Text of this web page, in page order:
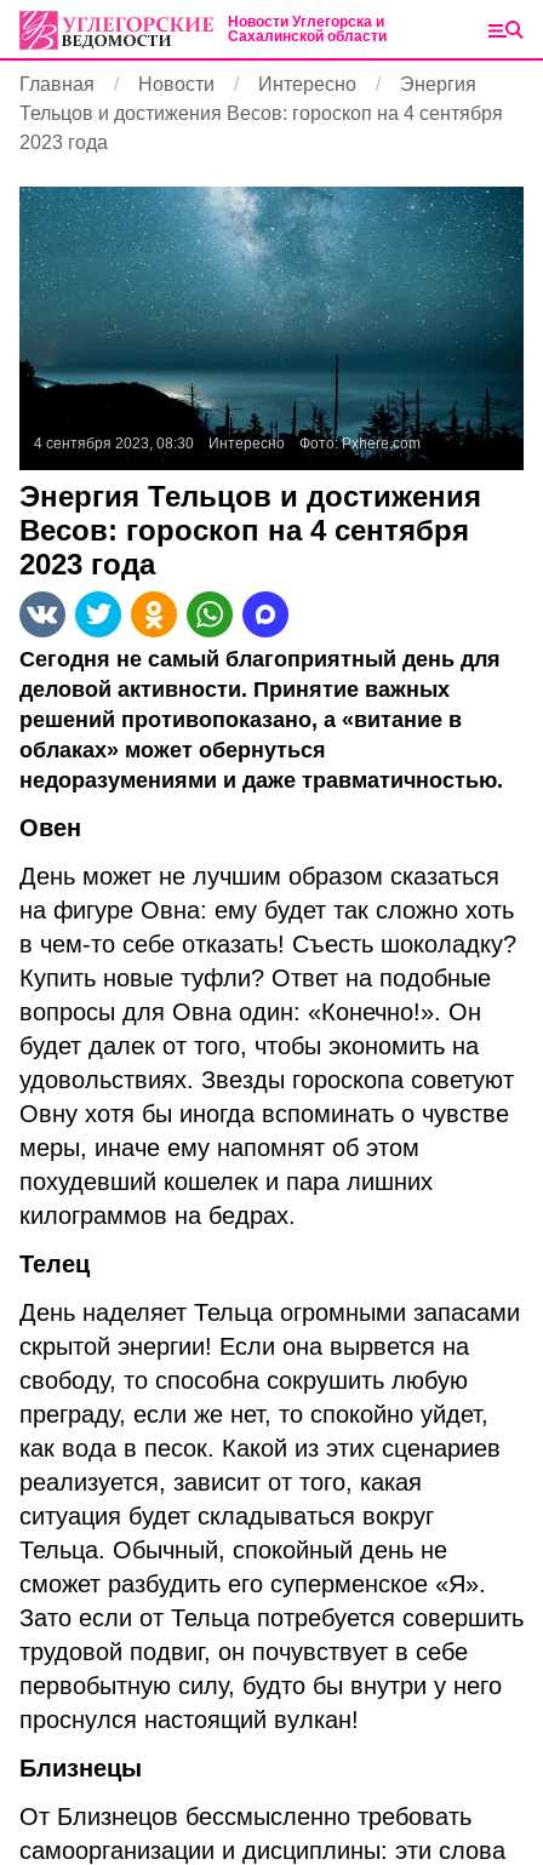
Новости Углегорска и
Сахалинской области
Главная Новости Интересно
Энергия
Тельцов и достижения Весов: гороскоп на 4 сентября
2023 года
4 сентября 2023, 08:30 Интересно Фото:Pxhere.com
Энергия Тельцов и достижения
Весов: гороскоп на 4 сентября
2023 года
Сегодня не самый благоприятный день для
деловой активности. Принятие важных
решений противопоказано, а «витание в
облаках» может обернуться
недоразумениями и даже травматичностью.
Овен
День может не лучшим образом сказаться
на фигуре Овна: ему будет так сложно хоть
в чем-то себе отказать! Съесть шоколадку?
Купить новые туфли? Ответ на подобные
вопросы для Овна один: «Конечно!». Он
будет далек от того, чтобы экономить на
удовольствиях. Звезды гороскопа советуют
Овну хотя бы иногда вспоминать о чувстве
меры, иначе ему напомнят об этом
похудевший кошелек и пара лишних
килограммов на бедрах.
Телец
День наделяет Тельца огромными запасами
скрытой энергии! Если она вырвется на
свободу, то способна сокрушить любую
преграду, если же нет, то спокойно уйдет,
как вода в песок. Какой из этих сценариев
реализуется, зависит от того, какая
ситуация будет складываться вокруг
Тельца. Обычный, спокойный день не
сможет разбудить его суперменское «Я».
Зато если от Тельца потребуется совершить
трудовой подвиг, он почувствует в себе
первобытную силу, будто бы внутри у него
проснулся настоящий вулкан!
Близнецы
От Близнецов бессмысленно требовать
самоорганизации и дисциплины: эти слова